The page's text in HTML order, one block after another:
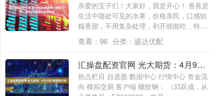
亲爱的宝子们！大家好，我是开心！ 香蕉是
生活中随处可见的水果，价格亲民，口感软
糯香甜，不用复杂处理，剥开就能吃，特别
适合....
查看： 96 分类： 盛达优配
汇操盘配资官网 光大期货：4月9日矿钢煤焦日报
热点栏目 自选股 数据中心 行情中心 资金流
向 模拟交易 客户端 螺纹钢： （邱跃成，从